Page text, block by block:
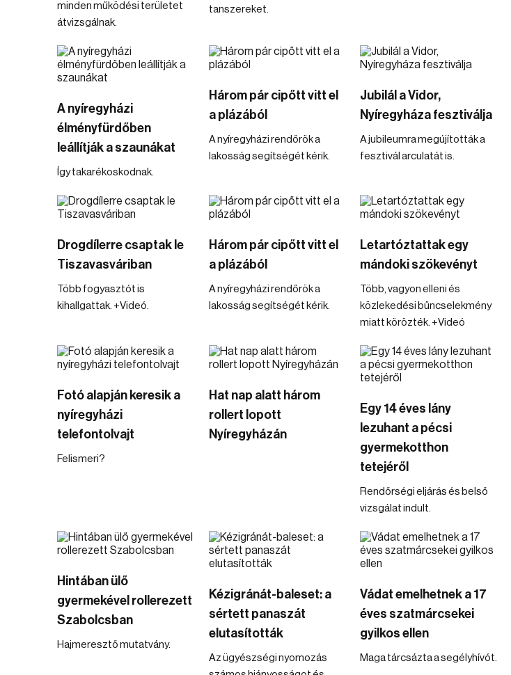
minden működési területet
átvizsgálnak.
tanszereket.
A nyíregyházi
élményfürdőben
leállítják a szaunákat
Így takarékoskodnak.
Három pár cipőtt vitt el
a plázából
A nyíregyházi rendőrök a
lakosság segítségét kérik.
Jubilál a Vidor,
Nyíregyháza fesztiválja
A jubileumra megújították a
fesztivál arculatát is.
Drogdílerre csaptak le
Tiszavasváriban
Több fogyasztót is
kihallgattak. +Videó.
Három pár cipőtt vitt el
a plázából
A nyíregyházi rendőrök a
lakosság segítségét kérik.
Letartóztattak egy
mándoki szökevényt
Több, vagyon elleni és
közlekedési bűncselekmény
miatt körözték. +Videó
Fotó alapján keresik a
nyíregyházi
telefontolvajt
Felismeri?
Hat nap alatt három
rollert lopott
Nyíregyházán
Egy 14 éves lány
lezuhant a pécsi
gyermekotthon
tetejéről
Rendőrségi eljárás és belső
vizsgálat indult.
Hintában ülő
gyermekével rollerezett
Szabolcsban
Hajmeresztő mutatvány.
Kézigránát-baleset: a
sértett panaszát
elutasították
Az ügyészségi nyomozás
Vádat emelhetnek a 17
éves szatmárcsekei
gyilkos ellen
Maga tárcsázta a segélyhívót.